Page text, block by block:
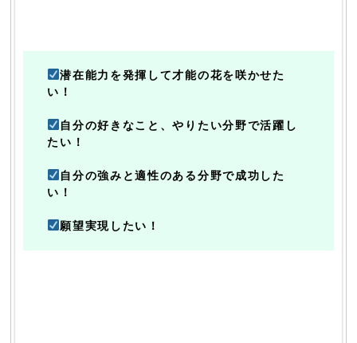
潜在能力を発揮して才能の花を咲かせた
い！
自分の好きなこと、やりたい分野で活躍し
たい！
自分の強みと適性のある分野で成功した
い！
願望実現したい！